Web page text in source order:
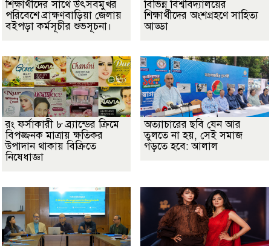
শিক্ষার্থীদের সাথে উৎসবমুখর
পরিবেশে ব্রাক্ষণবাড়িয়া জেলায়
বইপড়া কর্মসূচীর শুভসূচনা।
বিভিন্ন বিশ্ববিদ্যালয়ের
শিক্ষার্থীদের অংশগ্রহণে সাহিত্য
আড্ডা
রং ফর্সাকারী ৮ ব্র্যান্ডের ক্রিমে
বিপজ্জনক মাত্রায় ক্ষতিকর
উপাদান থাকায় বিক্রিতে
নিষেধাজ্ঞা
অত্যাচারের ছবি যেন আর
তুলতে না হয়, সেই সমাজ
গড়তে হবে: আলাল